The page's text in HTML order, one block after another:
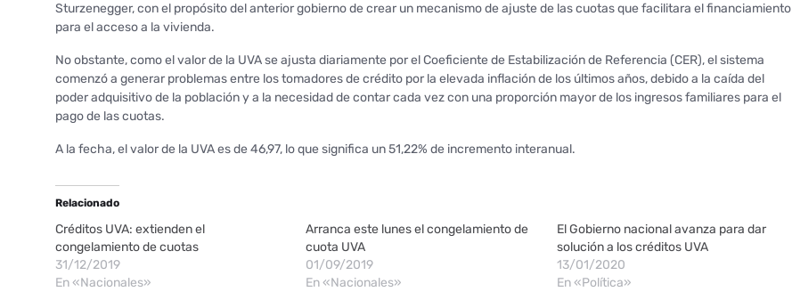
Sturzenegger, con el propósito del anterior gobierno de crear un mecanismo de ajuste de las cuotas que facilitara el financiamiento
para el acceso a la vivienda.
No obstante, como el valor de la UVA se ajusta diariamente por el Coeficiente de Estabilización de Referencia (CER), el sistema
comenzó a generar problemas entre los tomadores de crédito por la elevada inflación de los últimos años, debido a la caída del
poder adquisitivo de la población y a la necesidad de contar cada vez con una proporción mayor de los ingresos familiares para el
pago de las cuotas.
A la fecha, el valor de la UVA es de 46,97, lo que significa un 51,22% de incremento interanual.
Relacionado
Créditos UVA: extienden el
congelamiento de cuotas
31/12/2019
En «Nacionales»
Arranca este lunes el congelamiento de
cuota UVA
01/09/2019
En «Nacionales»
El Gobierno nacional avanza para dar
solución a los créditos UVA
13/01/2020
En «Política»